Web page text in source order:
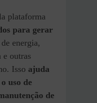
plataforma
para gerar
energia,
e outras
Isso ajuda
uso de
de